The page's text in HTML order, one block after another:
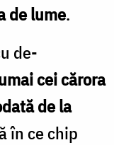
de lume.
de-
cei cărora
de la
în ce chip